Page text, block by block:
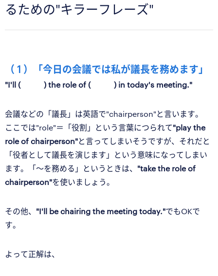
るための"キラーフレーズ"
（ 1 ）「今日の会議では私が議長を務めます」
"I'll ( ) the role of ( ) in today's meeting."
会議などの「議長」は英語で"chairperson"と言います。
ここでは"role"＝「役割」という言葉につられて"play the
role of chairperson"と言ってしまいそうですが、それだと
「役者として議長を演じます」という意味になってしまい
ます。「〜を務める」というときは、 "take the role of
chairperson"を使いましょう。
その他、 "I'll be chairing the meeting today."でもOKで
す。
よって正解は、